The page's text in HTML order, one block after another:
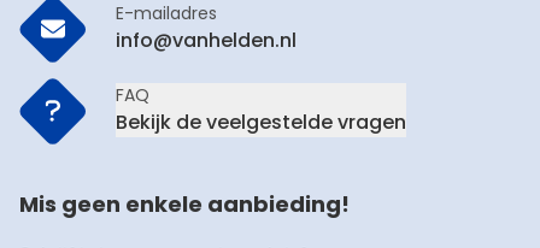
E-mailadres
info@vanhelden.nl
FAQ
Bekijk de veelgestelde vragen
Mis geen enkele aanbieding!